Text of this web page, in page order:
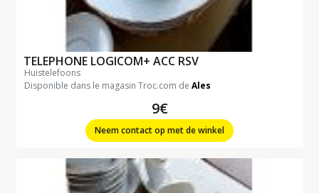
TELEPHONE LOGICOM+ ACC RSV
huistelefoons
Disponible dans le magasin Troc.com de Ales
9€
Neem contact op met de winkel